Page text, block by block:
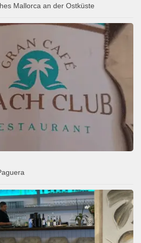
Mallorca an der Ostküste